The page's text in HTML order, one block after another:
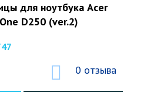
для ноутбука Acer
D250 (ver.2)
0 отзыва